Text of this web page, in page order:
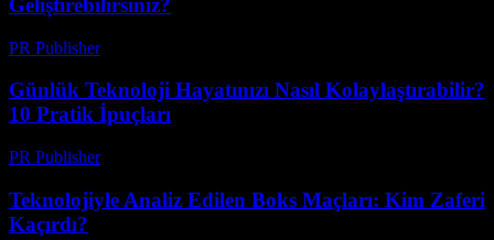
Geliştirebilirsiniz?
PR Publisher-
Günlük Teknoloji Hayatınızı Nasıl Kolaylaştırabilir?
10 Pratik İpuçları
PR Publisher-
Teknolojiyle Analiz Edilen Boks Maçları: Kim Zaferi
Kaçırdı?